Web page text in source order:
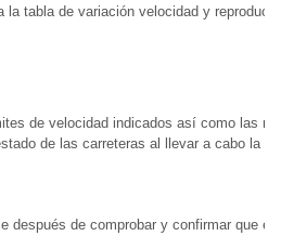
la tabla de variación velocidad y reproduce
de velocidad indicados así como las
de las carreteras al llevar a cabo la
después de comprobar y confirmar que el